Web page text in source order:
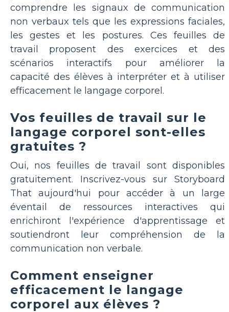
comprendre les signaux de communication
non verbaux tels que les expressions faciales,
les gestes et les postures. Ces feuilles de
travail proposent des exercices et des
scénarios interactifs pour améliorer la
capacité des élèves à interpréter et à utiliser
efficacement le langage corporel.
Vos feuilles de travail sur le
langage corporel sont-elles
gratuites ?
Oui, nos feuilles de travail sont disponibles
gratuitement. Inscrivez-vous sur Storyboard
That aujourd'hui pour accéder à un large
éventail de ressources interactives qui
enrichiront l'expérience d'apprentissage et
soutiendront leur compréhension de la
communication non verbale.
Comment enseigner
efficacement le langage
corporel aux élèves ?